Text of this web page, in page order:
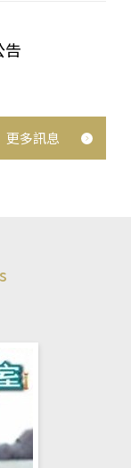
告
更多訊息